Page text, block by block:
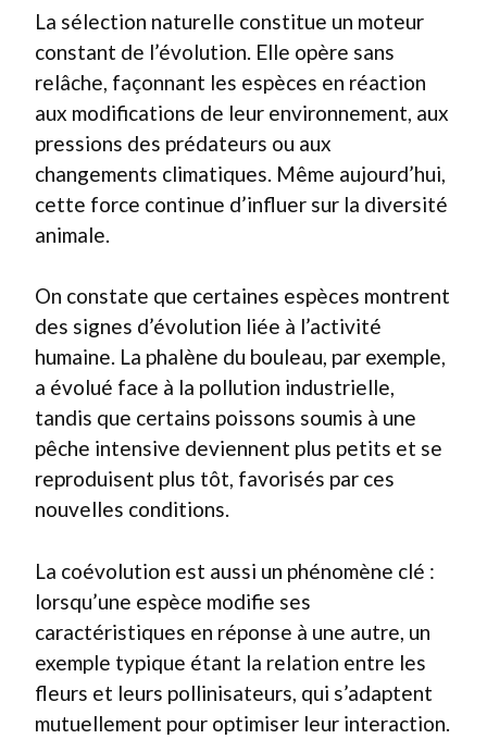
La sélection naturelle constitue un moteur
constant de l’évolution. Elle opère sans
relâche, façonnant les espèces en réaction
aux modifications de leur environnement, aux
pressions des prédateurs ou aux
changements climatiques. Même aujourd’hui,
cette force continue d’influer sur la diversité
animale.
On constate que certaines espèces montrent
des signes d’évolution liée à l’activité
humaine. La phalène du bouleau, par exemple,
a évolué face à la pollution industrielle,
tandis que certains poissons soumis à une
pêche intensive deviennent plus petits et se
reproduisent plus tôt, favorisés par ces
nouvelles conditions.
La coévolution est aussi un phénomène clé :
lorsqu’une espèce modifie ses
caractéristiques en réponse à une autre, un
exemple typique étant la relation entre les
fleurs et leurs pollinisateurs, qui s’adaptent
mutuellement pour optimiser leur interaction.